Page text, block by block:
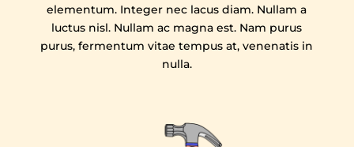
elementum. Integer nec lacus diam. Nullam a
luctus nisl. Nullam ac magna est. Nam purus
purus, fermentum vitae tempus at, venenatis in
nulla.